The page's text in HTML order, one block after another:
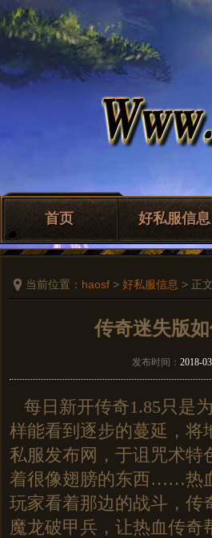
首页 好私服信息
当前位置： haosf > 好私服信息 > 正文
传奇迷失版
发布时间： 2018-
每日新开传奇1.85只是
样能看到逐步的蔓延，将
私服发布网，于诅咒术特
着很像翅膀的东西……热
玩家看着那边的战斗，传
魔龙破甲兵，让热血传奇